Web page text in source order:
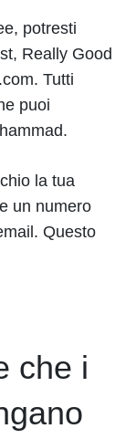
potresti
Really Good
Tutti
puoi
la tua
un numero
Questo
che i